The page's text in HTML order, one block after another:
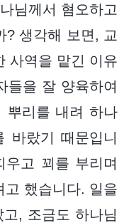
님께서 혐오하고
? 생각해 보면, 교
사역을 맡긴 이유
들을 잘 양육하여
뿌리를 내려 하나
바랐기 때문입니
고 꾀를 부리며
고 했습니다. 일을
, 조금도 하나님